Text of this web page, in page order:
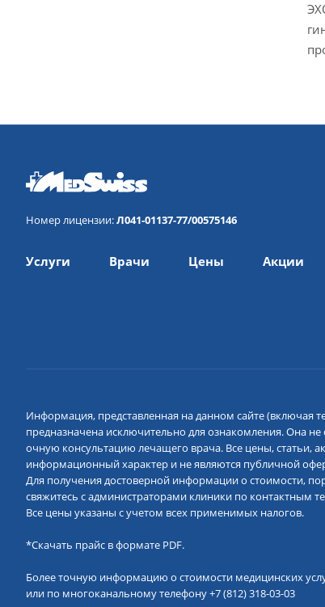
Номер лицензии:Л041-01137-77/00575146
Услуги Врачи Цены Акции
Информация, представленная на данном сайте (включая
предназначена исключительно для ознакомления. Она
очную консультацию лечащего врача. Все цены, статьи,
информационный характер и не являются публичной
Для получения достоверной информации о стоимости,
свяжитесь с администраторами клиники по контактным
Все цены указаны с учетом всех применимых налогов.
*Скачать прайс в формате PDF.
Более точную информацию о стоимости медицинских
или по многоканальному телефону+7 (812) 318-03-03